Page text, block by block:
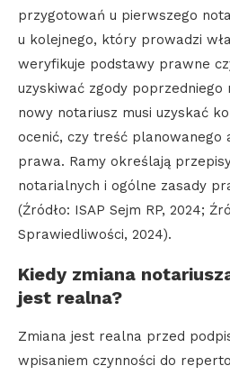
przygotowań u pierwszego
u kolejnego, który prowadzi
weryfikuje podstawy prawne
uzyskiwać zgody poprzedniego
nowy notariusz musi uzyskać
ocenić, czy treść planowanego
prawa. Ramy określają
notarialnych i ogólne zasady
(Źródło: ISAP Sejm RP, 2024;
Sprawiedliwości, 2024).
Kiedy zmiana
jest realna?
Zmiana jest realna przed
wpisaniem czynności do